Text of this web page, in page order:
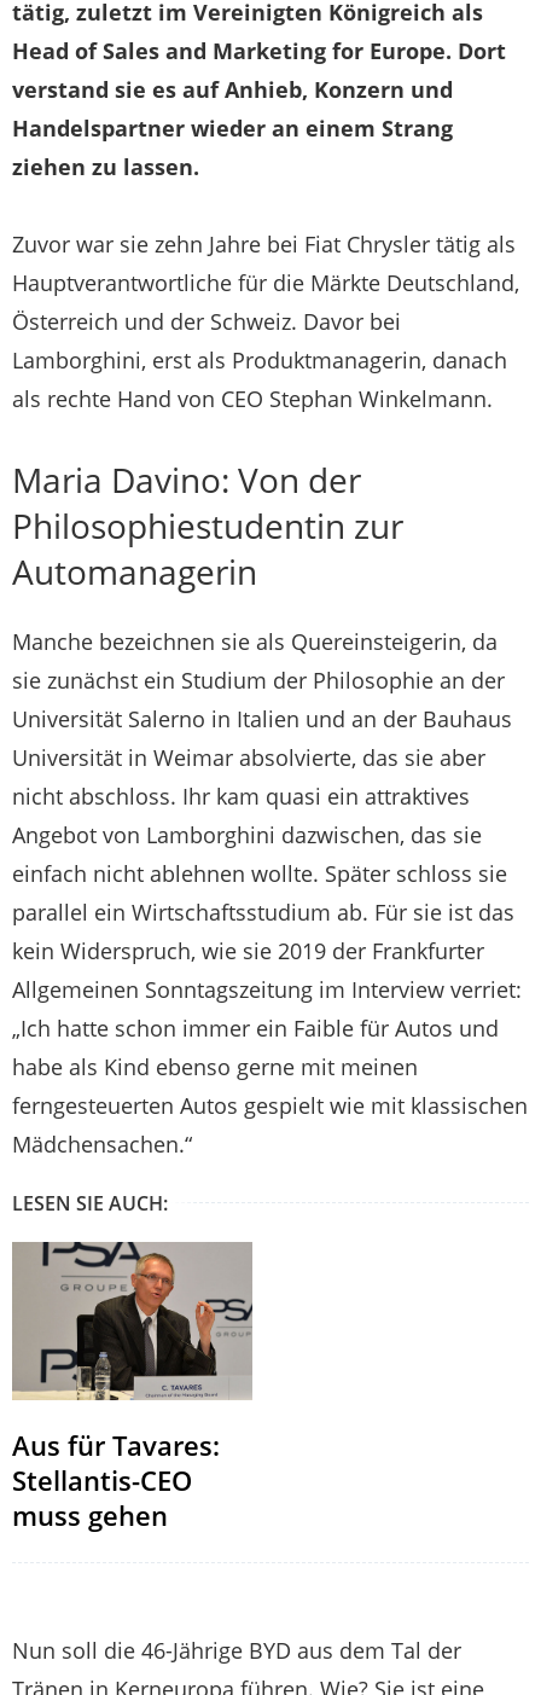
tätig, zuletzt im Vereinigten Königreich als
Head of Sales and Marketing for Europe. Dort
verstand sie es auf Anhieb, Konzern und
Handelspartner wieder an einem Strang
ziehen zu lassen.
Zuvor war sie zehn Jahre bei Fiat Chrysler tätig als
Hauptverantwortliche für die Märkte Deutschland,
Österreich und der Schweiz. Davor bei
Lamborghini, erst als Produktmanagerin, danach
als rechte Hand von CEO Stephan Winkelmann.
Maria Davino: Von der
Philosophiestudentin zur
Automanagerin
Manche bezeichnen sie als Quereinsteigerin, da
sie zunächst ein Studium der Philosophie an der
Universität Salerno in Italien und an der Bauhaus
Universität in Weimar absolvierte, das sie aber
nicht abschloss. Ihr kam quasi ein attraktives
Angebot von Lamborghini dazwischen, das sie
einfach nicht ablehnen wollte. Später schloss sie
parallel ein Wirtschaftsstudium ab. Für sie ist das
kein Widerspruch, wie sie 2019 der Frankfurter
Allgemeinen Sonntagszeitung im Interview verriet:
„Ich hatte schon immer ein Faible für Autos und
habe als Kind ebenso gerne mit meinen
ferngesteuerten Autos gespielt wie mit klassischen
Mädchensachen.“
LESEN SIE AUCH:
Aus für Tavares:
Stellantis-CEO
muss gehen
Nun soll die 46-Jährige BYD aus dem Tal der